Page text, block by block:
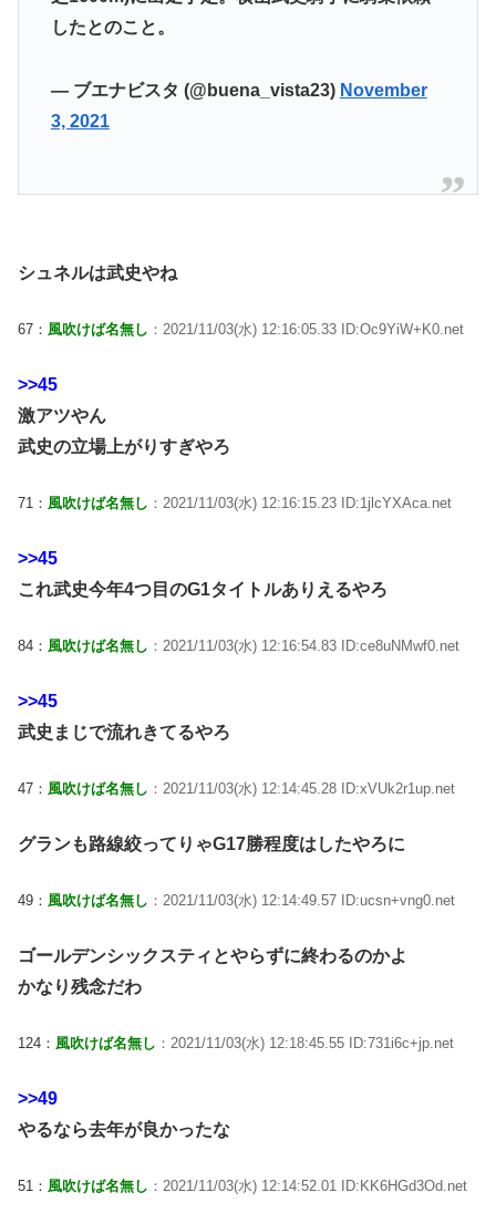
したとのこと。
— ブエナビスタ (@buena_vista23) November
3, 2021
シュネルは武史やね
67： 風吹けば名無し ：2021/11/03(水) 12:16:05.33 ID:Oc9YiW+K0.net
>>45
激アツやん
武史の立場上がりすぎやろ
71： 風吹けば名無し ：2021/11/03(水) 12:16:15.23 ID:1jlcYXAca.net
>>45
これ武史今年4つ目のG1タイトルありえるやろ
84： 風吹けば名無し ：2021/11/03(水) 12:16:54.83 ID:ce8uNMwf0.net
>>45
武史まじで流れきてるやろ
47： 風吹けば名無し ：2021/11/03(水) 12:14:45.28 ID:xVUk2r1up.net
グランも路線絞ってりゃG17勝程度はしたやろに
49： 風吹けば名無し ：2021/11/03(水) 12:14:49.57 ID:ucsn+vng0.net
ゴールデンシックスティとやらずに終わるのかよ
かなり残念だわ
124： 風吹けば名無し ：2021/11/03(水) 12:18:45.55 ID:731i6c+jp.net
>>49
やるなら去年が良かったな
51： 風吹けば名無し ：2021/11/03(水) 12:14:52.01 ID:KK6HGd3Od.net